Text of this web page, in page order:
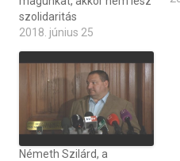
szolidaritás
2018. június 25
Németh Szilárd, a